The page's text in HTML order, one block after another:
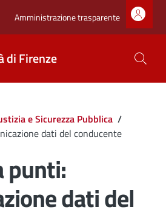
Zona superiore
Amministrazione trasparente
di Firenze
e Sicurezza Pubblica /
dati del conducente
punti:
dati del